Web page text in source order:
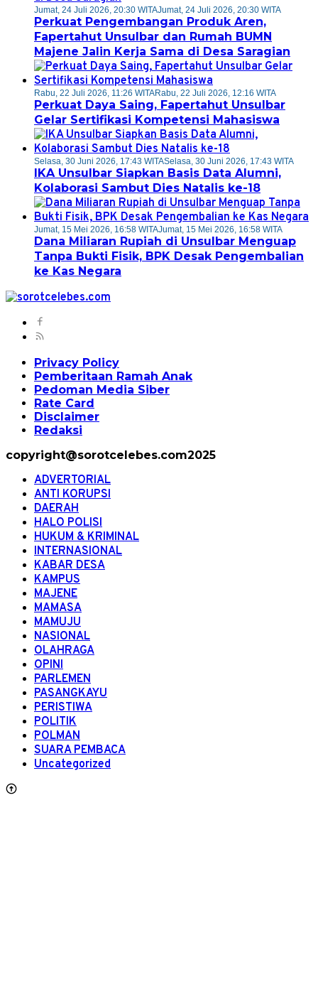
Jumat, 24 Juli 2026, 20:30 WITAJumat, 24 Juli 2026, 20:30 WITA
Perkuat Pengembangan Produk Aren,
Fapertahut Unsulbar dan Rumah BUMN
Majene Jalin Kerja Sama di Desa Saragian
Rabu, 22 Juli 2026, 11:26 WITARabu, 22 Juli 2026, 12:16 WITA
Perkuat Daya Saing, Fapertahut Unsulbar
Gelar Sertifikasi Kompetensi Mahasiswa
Selasa, 30 Juni 2026, 17:43 WITASelasa, 30 Juni 2026, 17:43 WITA
IKA Unsulbar Siapkan Basis Data Alumni,
Kolaborasi Sambut Dies Natalis ke-18
Jumat, 15 Mei 2026, 16:58 WITAJumat, 15 Mei 2026, 16:58 WITA
Dana Miliaran Rupiah di Unsulbar Menguap
Tanpa Bukti Fisik, BPK Desak Pengembalian
ke Kas Negara
Privacy Policy
Pemberitaan Ramah Anak
Pedoman Media Siber
Rate Card
Disclaimer
Redaksi
copyright@sorotcelebes.com2025
ADVERTORIAL
ANTI KORUPSI
DAERAH
HALO POLISI
HUKUM & KRIMINAL
INTERNASIONAL
KABAR DESA
KAMPUS
MAJENE
MAMASA
MAMUJU
NASIONAL
OLAHRAGA
OPINI
PARLEMEN
PASANGKAYU
PERISTIWA
POLITIK
POLMAN
SUARA PEMBACA
Uncategorized